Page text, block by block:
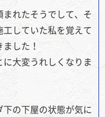
れたそうでして、そ
していた私を覚えて
した！
大変うれしくなりま
の下屋の状態が気に